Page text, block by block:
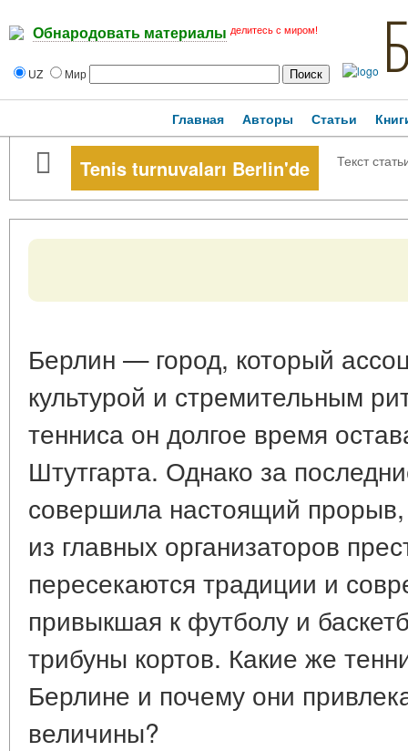
Обнародовать материалы делитесь с миром!
UZ Мир
Главная Авторы Статьи
Tenis turnuvaları Berlin'de Текст
Берлин — город, который
культурой и стремительным
тенниса он долгое время
Штутгарта. Однако за
совершила настоящий
из главных организаторов
пересекаются традиции и
привыкшая к футболу и
трибуны кортов. Какие же
Берлине и почему они
величины?